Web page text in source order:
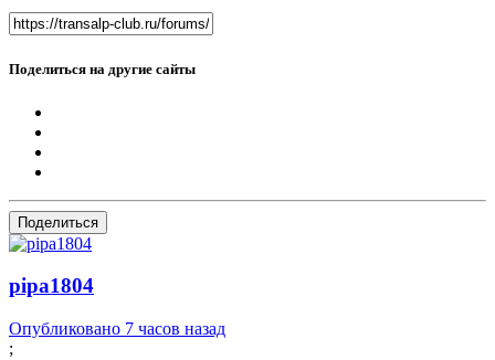
Поделиться на другие сайты
Поделиться
pipa1804
Опубликовано 7 часов назад
;